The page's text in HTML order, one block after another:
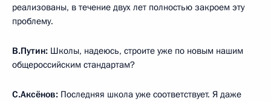
реализованы, в течение двух лет полностью закроем эту
проблему.
В.Путин: Школы, надеюсь, строите уже по новым нашим
общероссийским стандартам?
С.Аксёнов: Последняя школа уже соответствует. Я даже